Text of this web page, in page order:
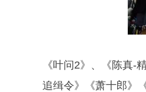
《叶问2》、《陈真-
追缉令》《萧十郎》